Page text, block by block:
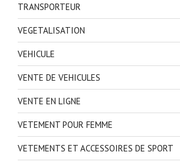
TRANSPORTEUR
VEGETALISATION
VEHICULE
VENTE DE VEHICULES
VENTE EN LIGNE
VETEMENT POUR FEMME
VETEMENTS ET ACCESSOIRES DE SPORT